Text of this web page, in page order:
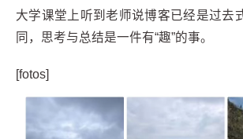
大学课堂上听到老师说博客已经是过去
同，思考与总结是一件有“趣”的事。
[fotos]